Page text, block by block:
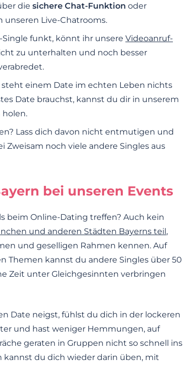
die sichere Chat-Funktion oder
Live-Chatrooms.
funkt, könnt ihr unsere Videoanruf-
zu unterhalten und noch besser
steht einem Date im echten Leben nichts
Date brauchst, kannst du dir in unserem
holen.
Lass dich davon nicht entmutigen und
Zweisam noch viele andere Singles aus
bei unseren Events
beim Online-Dating treffen? Auch kein
und anderen Städten Bayerns teil ,
und geselligen Rahmen kennen. Auf
Themen kannst du andere Singles über 50
Zeit unter Gleichgesinnten verbringen
Date neigst, fühlst du dich in der lockeren
und hast weniger Hemmungen, auf
geraten in Gruppen nicht so schnell ins
du dich wieder darin üben, mit